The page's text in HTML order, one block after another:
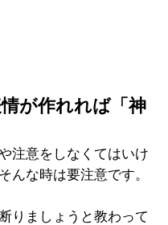
が作れれば「神
注意をしなくてはいけ
んな時は要注意です。
りましょうと教わって